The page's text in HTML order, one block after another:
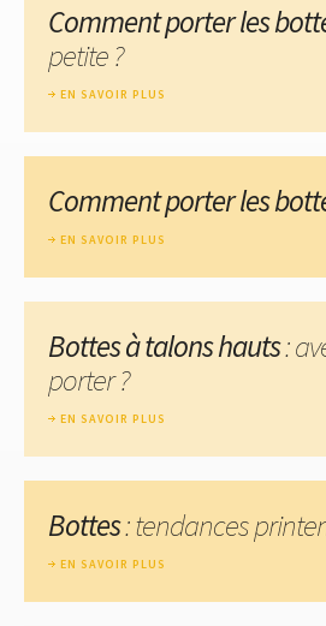
Comment porter les
petite ?
EN SAVOIR PLUS
Comment porter les
EN SAVOIR PLUS
Bottes à talons hauts:
porter ?
EN SAVOIR PLUS
Bottes: tendances
EN SAVOIR PLUS